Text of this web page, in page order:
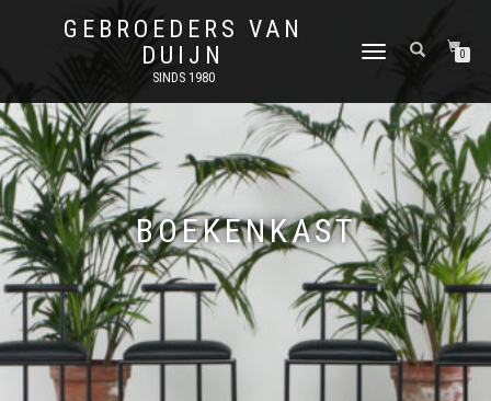
GEBROEDERS VAN
DUIJN
SINDS 1980
SCHAKEL
0
BOEKENKAST